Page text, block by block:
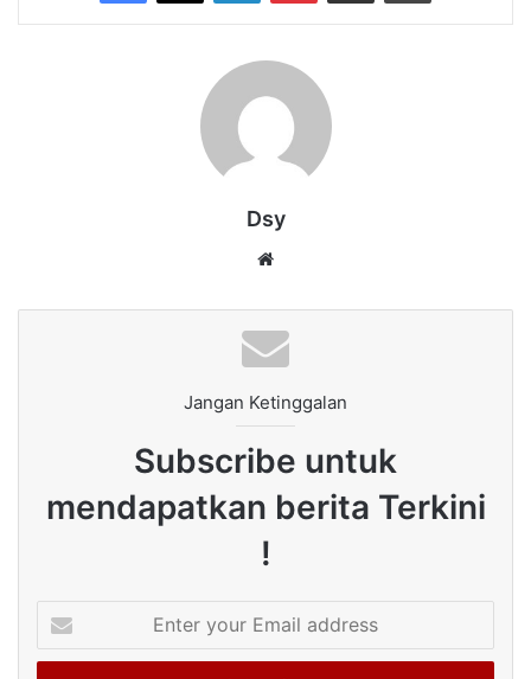
Dsy
Jangan Ketinggalan
Subscribe untuk
mendapatkan berita Terkini
!
your
Email